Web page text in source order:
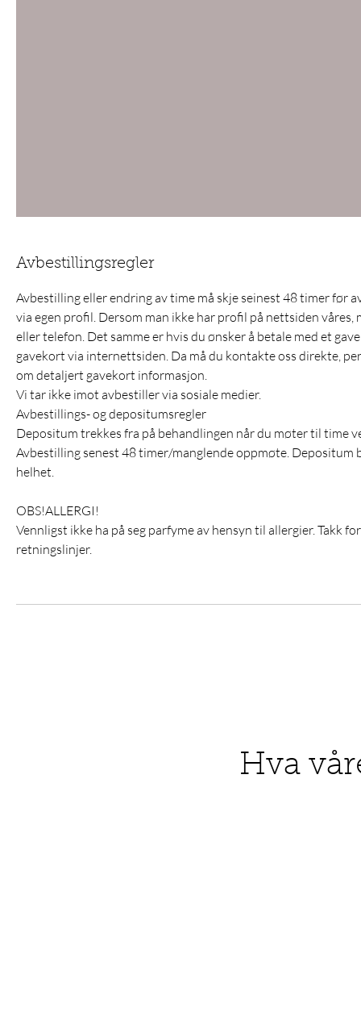
Avbestillingsregler
Avbestilling eller endring av time må skje seinest 48 timer før
via egen profil. Dersom man ikke har profil på nettsiden våres,
eller telefon. Det samme er hvis du ønsker å betale med et
gavekort via internettsiden. Da må du kontakte oss direkte,
om detaljert gavekort informasjon.
Vi tar ikke imot avbestiller via sosiale medier.
Avbestillings- og depositumsregler
Depositum trekkes fra på behandlingen når du møter til time
Avbestilling senest 48 timer/manglende oppmøte. Depositum
helhet.
OBS!ALLERGI!
Vennligst ikke ha på seg parfyme av hensyn til allergier. Takk
retningslinjer.
Hva